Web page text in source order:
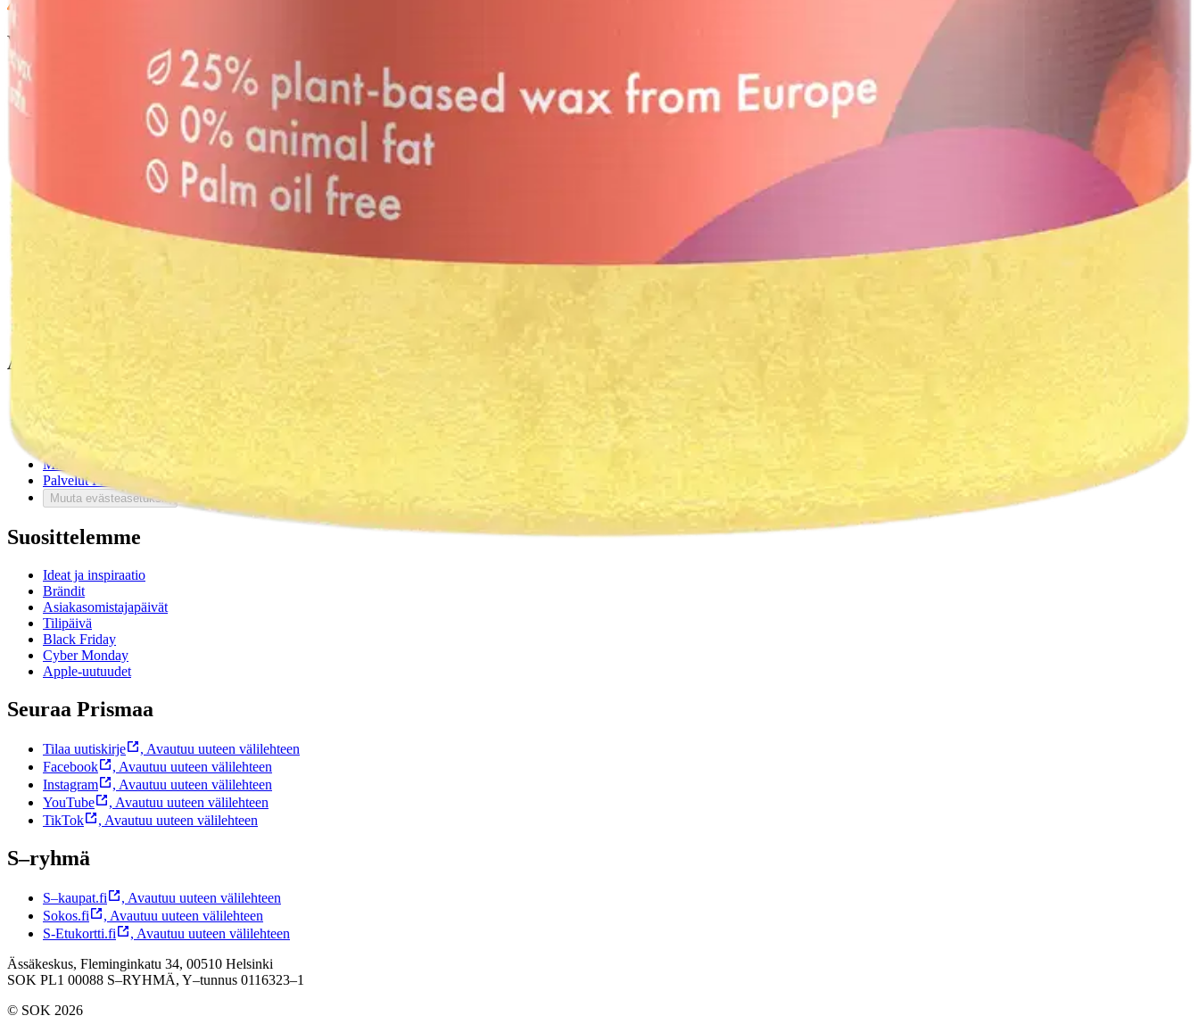
Verkkokauppa
Asennuspalvelut
Tilaus- ja toimitusehdot
Vastuullisuus
Asiakaspalvelu
Usein kysytyt kysymykset
Ota yhteyttä asiakaspalveluun
Bonus ja asiakasomistajuus
Prisma-myymälöiden yhteystiedot
Mikä on Prisma?
Palvelut Prismassa
Muuta evästeasetuksia
Suosittelemme
Ideat ja inspiraatio
Brändit
Asiakasomistajapäivät
Tilipäivä
Black Friday
Cyber Monday
Apple-uutuudet
Seuraa Prismaa
Tilaa uutiskirje , Avautuu uuteen välilehteen
Facebook
, Avautuu uuteen välilehteen
Instagram
, Avautuu uuteen välilehteen
YouTube
, Avautuu uuteen välilehteen
TikTok
, Avautuu uuteen välilehteen
S–ryhmä
S–kaupat.fi , Avautuu uuteen välilehteen
Sokos.fi
, Avautuu uuteen välilehteen
S-Etukortti.fi
, Avautuu uuteen välilehteen
Ässäkeskus, Fleminginkatu 34, 00510 Helsinki
SOK PL1 00088 S–RYHMÄ, Y–tunnus 0116323–1
© SOK 2026